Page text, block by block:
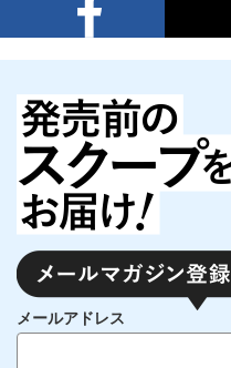
メールアドレス